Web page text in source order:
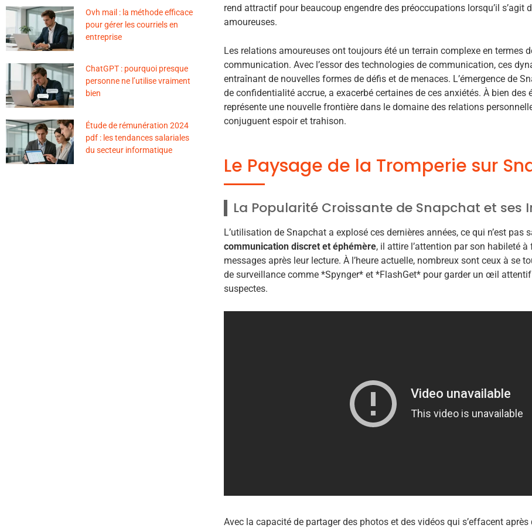
Ovh mail : la méthode efficace
pour gérer les courriels en
entreprise
ChatGPT : pourquoi presque
personne ne l’utilise vraiment
bien
Étude de rémunération 2024
pdf : les tendances salariales
du secteur informatique
rend attractif pour beaucoup engendre des préoccupations lorsqu’il s’agit
amoureuses.
Les relations amoureuses ont toujours été un terrain complexe en termes
communication. Avec l’essor des technologies de communication, ces
entraînant de nouvelles formes de défis et de menaces. L’émergence de
de confidentialité accrue, a exacerbé certaines de ces anxiétés. À bien des
représente une nouvelle frontière dans le domaine des relations
conjuguent espoir et trahison.
Le Paysage de la Tromperie sur
La Popularité Croissante de Snapchat et ses
L’utilisation de Snapchat a explosé ces dernières années, ce qui n’est pas
communication discret et éphémère, il attire l’attention par son habileté
messages après leur lecture. À l’heure actuelle, nombreux sont ceux à se
de surveillance comme *Spynger* et *FlashGet* pour garder un œil
suspectes.
Avec la capacité de partager des photos et des vidéos qui s’effacent après